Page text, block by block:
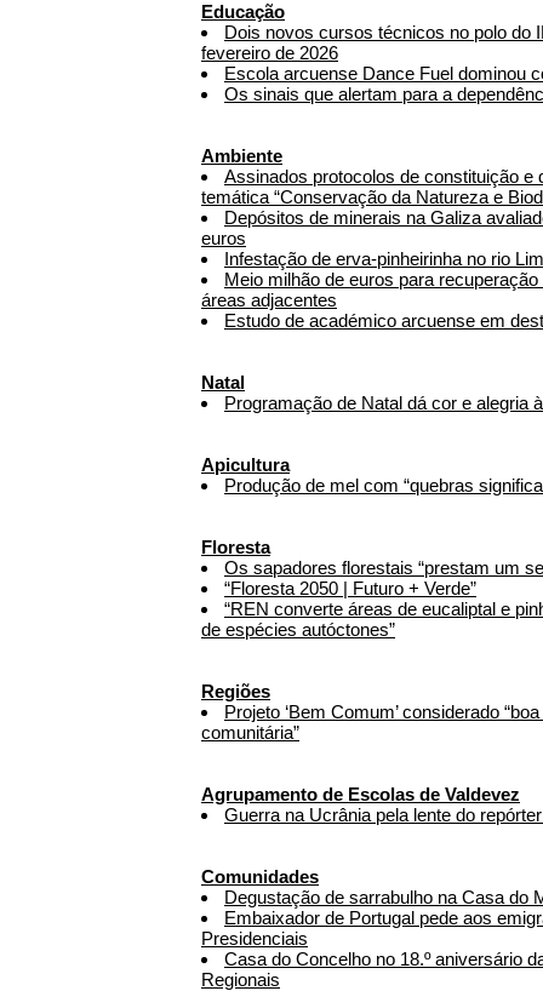
Educação
Dois novos cursos técnicos no polo do
fevereiro de 2026
Escola arcuense Dance Fuel dominou
Os sinais que alertam para a
Ambiente
Assinados protocolos de constituição e
temática “Conservação da Natureza e
Depósitos de minerais na Galiza
euros
Infestação de erva-pinheirinha no rio
Meio milhão de euros para
áreas adjacentes
Estudo de académico arcuense em
Natal
Programação de Natal dá cor e alegria
Apicultura
Produção de mel com “quebras
Floresta
Os sapadores florestais “prestam um
“Floresta 2050 | Futuro + Verde”
“REN converte áreas de eucaliptal e
de espécies autóctones”
Regiões
Projeto ‘Bem Comum’ considerado
comunitária”
Agrupamento de Escolas de Valdevez
Guerra na Ucrânia pela lente do
Comunidades
Degustação de sarrabulho na Casa do
Embaixador de Portugal pede aos
Presidenciais
Casa do Concelho no 18.º aniversário
Regionais